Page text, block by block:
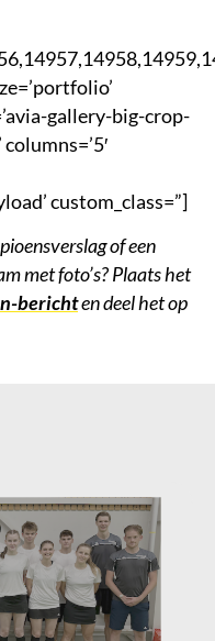
gallery-big-crop-
custom_class=”]
of een
met foto’s? Plaats het
berichten deel het op